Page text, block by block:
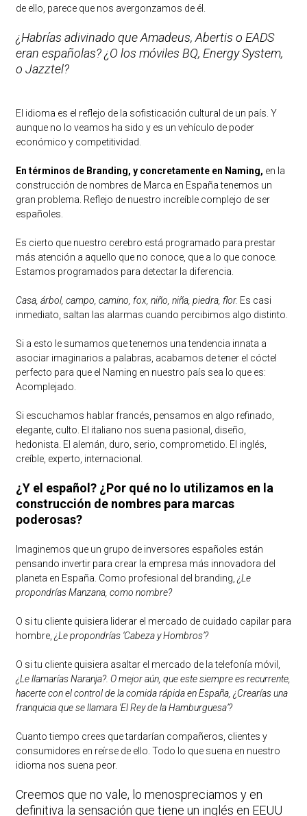
de ello, parece que nos avergonzamos de él.
¿Habrías adivinado que Amadeus, Abertis o EADS
eran españolas? ¿O los móviles BQ, Energy System,
o Jazztel?
El idioma es el reflejo de la sofisticación cultural de un país. Y
aunque no lo veamos ha sido y es un vehículo de poder
económico y competitividad.
En términos de Branding, y concretamente en Naming, en la
construcción de nombres de Marca en España tenemos un
gran problema. Reflejo de nuestro increíble complejo de ser
españoles.
Es cierto que nuestro cerebro está programado para prestar
más atención a aquello que no conoce, que a lo que conoce.
Estamos programados para detectar la diferencia.
Casa, árbol, campo, camino, fox, niño, niña, piedra, flor. Es casi
inmediato, saltan las alarmas cuando percibimos algo distinto.
Si a esto le sumamos que tenemos una tendencia innata a
asociar imaginarios a palabras, acabamos de tener el cóctel
perfecto para que el Naming en nuestro país sea lo que es:
Acomplejado.
Si escuchamos hablar francés, pensamos en algo refinado,
elegante, culto. El italiano nos suena pasional, diseño,
hedonista. El alemán, duro, serio, comprometido. El inglés,
creíble, experto, internacional.
¿Y el español? ¿Por qué no lo utilizamos en la
construcción de nombres para marcas
poderosas?
Imaginemos que un grupo de inversores españoles están
pensando invertir para crear la empresa más innovadora del
planeta en España. Como profesional del branding, ¿Le
propondrías Manzana, como nombre?
O si tu cliente quisiera liderar el mercado de cuidado capilar para
hombre, ¿Le propondrías ‘Cabeza y Hombros’?
O si tu cliente quisiera asaltar el mercado de la telefonía móvil,
¿Le llamarías Naranja?. O mejor aún, que este siempre es recurrente,
hacerte con el control de la comida rápida en España, ¿Crearías una
franquicia que se llamara ‘El Rey de la Hamburguesa’?
Cuanto tiempo crees que tardarían compañeros, clientes y
consumidores en reírse de ello. Todo lo que suena en nuestro
idioma nos suena peor.
Creemos que no vale, lo menospreciamos y en
definitiva la sensación que tiene un inglés en EEUU